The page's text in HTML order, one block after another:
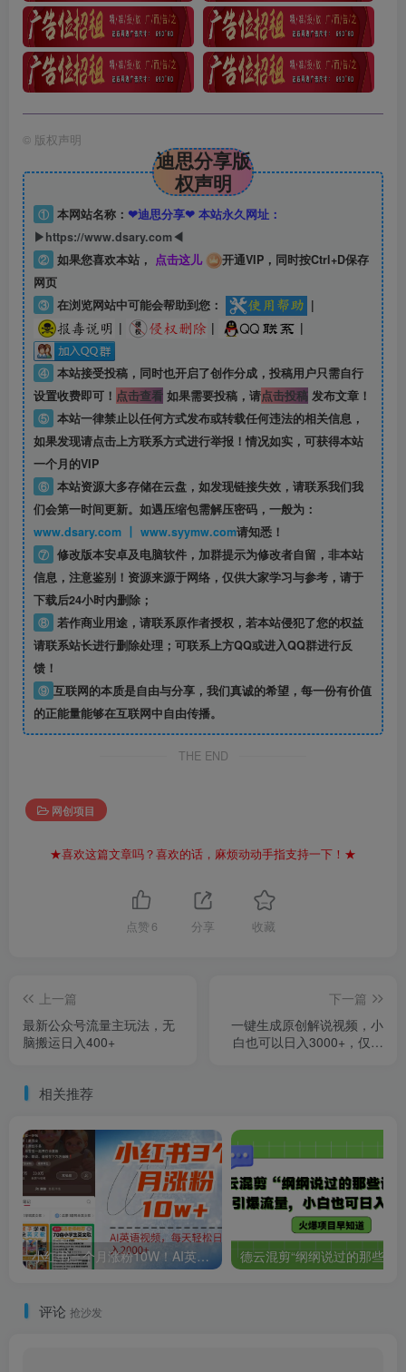
© 版权声明
迪思分享版
权声明
① 本网站名称： ❤迪思分享❤ 本站永久网址：
▶https://www.dsary.com◀
② 如果您喜欢本站， 点击这儿
开通VIP，同时按Ctrl+D保存
网页
③ 在浏览网站中可能会帮助到您：
|
|
| |
④ 本站接受投稿，同时也开启了创作分成，投稿用户只需自行
设置收费即可！ 点击查看如果需要投稿，请点击投稿发布文章！
⑤ 本站一律禁止以任何方式发布或转载任何违法的相关信息，
如果发现请点击上方联系方式进行举报！情况如实，可获得本站
一个月的VIP
⑥ 本站资源大多存储在云盘，如发现链接失效，请联系我们我
们会第一时间更新。如遇压缩包需解压密码，一般为：
www.dsary.com 丨 www.syymw.com请知悉！
⑦ 修改版本安卓及电脑软件，加群提示为修改者自留， 非本站
信息，注意鉴别！资源来源于网络，仅供大家学习与参考，请于
下载后24小时内删除；
⑧ 若作商业用途，请联系原作者授权，若本站侵犯了您的权益
请联系站长进行删除处理；可联系上方QQ或进入QQ群进行反
馈！
⑨ 互联网的本质是自由与分享，我们真诚的希望，每一份有价值
的正能量能够在互联网中自由传播。
THE END
网创项目
★喜欢这篇文章吗？喜欢的话，麻烦动动手指支持一下！★
点赞 6 分享 收藏
上一篇
最新公众号流量主玩法，无
脑搬运日入400+
下一篇
一键生成原创解说视频，小
白也可以日入3000+，仅需
相关推荐
小红书三个月涨粉10W！AI英语视频0成本制作，每天轻松日入2000+
评论 抢沙发